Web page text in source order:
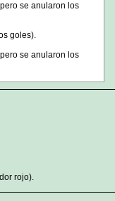
se anularon los
goles).
se anularon los
rojo).